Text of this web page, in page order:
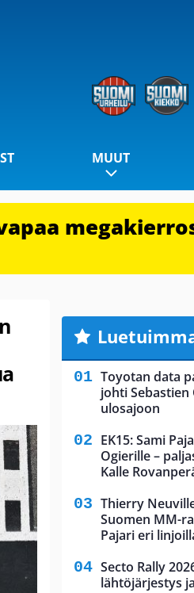
MUUT
Toyotan data
johti
ulosajoon
EK15: Sami
Ogierille –
Kalle
Thierry
Suomen MM-
Pajari eri
Secto Rally
lähtöjärjestys